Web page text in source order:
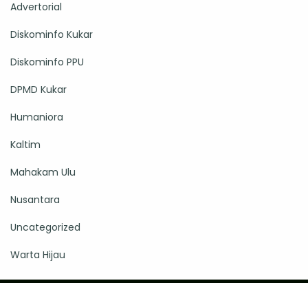
Advertorial
Diskominfo Kukar
Diskominfo PPU
DPMD Kukar
Humaniora
Kaltim
Mahakam Ulu
Nusantara
Uncategorized
Warta Hijau